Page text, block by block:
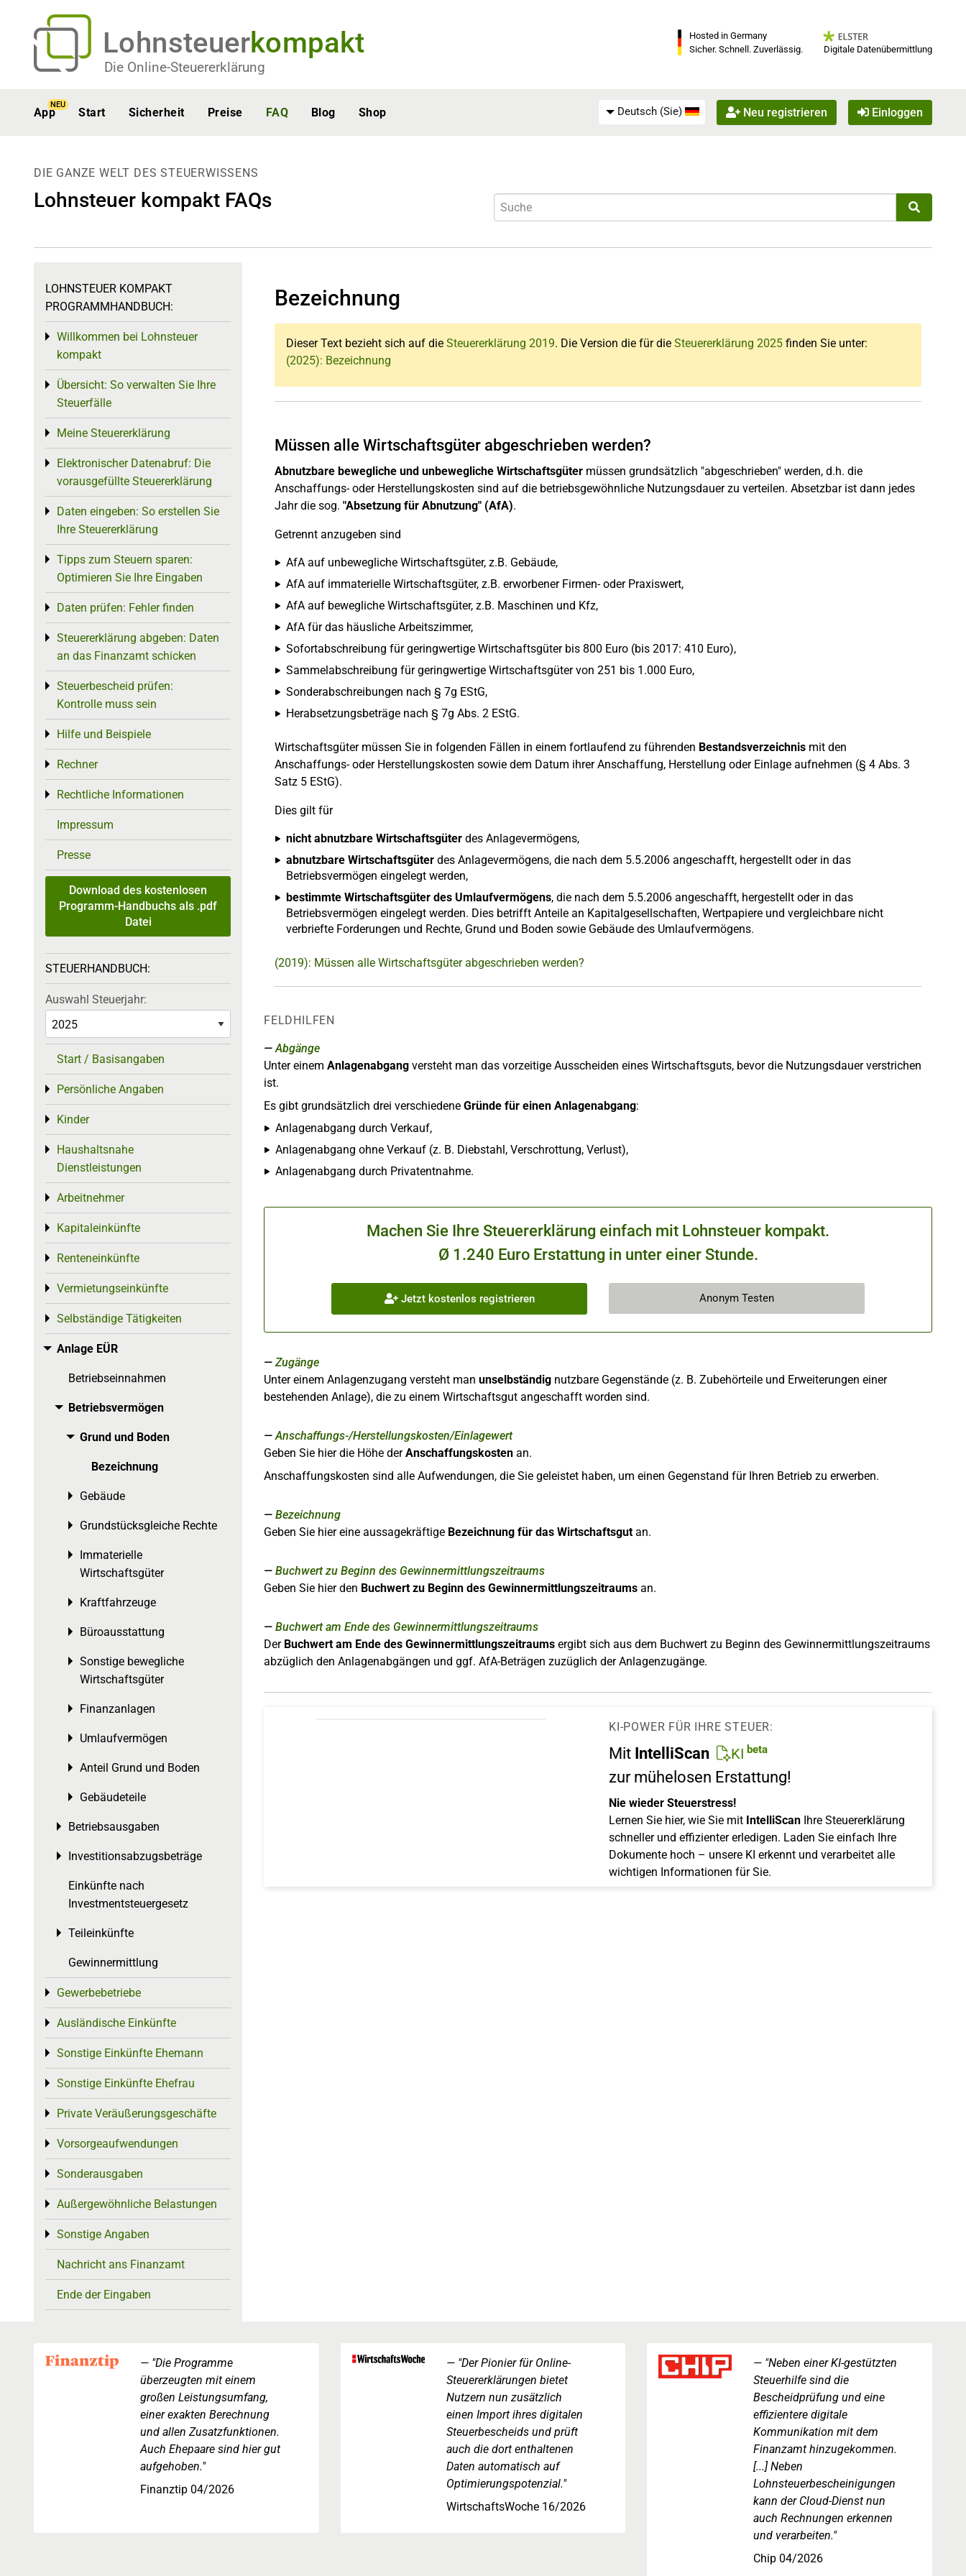
Lohnsteuerkompakt
Die Online-Steuererklärung
Hosted in Germany
Sicher. Schnell. Zuverlässig.
Digitale Datenübermittlung
App
NEU
Start Sicherheit Preise FAQ Blog Shop Deutsch (Sie) Neu registrieren Einloggen
DIE GANZE WELT DES STEUERWISSENS
Lohnsteuer kompakt FAQs
Bezeichnung
Dieser Text bezieht sich auf die Steuererklärung 2019. Die Version die für die Steuererklärung 2025 finden Sie unter:
(2025): Bezeichnung
Müssen alle Wirtschaftsgüter abgeschrieben werden?
Abnutzbare bewegliche und unbewegliche Wirtschaftsgüter müssen grundsätzlich "abgeschrieben" werden, d.h. die
Anschaffungs- oder Herstellungskosten sind auf die betriebsgewöhnliche Nutzungsdauer zu verteilen. Absetzbar ist dann jedes
Jahr die sog. "Absetzung für Abnutzung" (AfA).
Getrennt anzugeben sind
AfA auf unbewegliche Wirtschaftsgüter, z.B. Gebäude,
AfA auf immaterielle Wirtschaftsgüter, z.B. erworbener Firmen- oder Praxiswert,
AfA auf bewegliche Wirtschaftsgüter, z.B. Maschinen und Kfz,
AfA für das häusliche Arbeitszimmer,
Sofortabschreibung für geringwertige Wirtschaftsgüter bis 800 Euro (bis 2017: 410 Euro),
Sammelabschreibung für geringwertige Wirtschaftsgüter von 251 bis 1.000 Euro,
Sonderabschreibungen nach § 7g EStG,
Herabsetzungsbeträge nach § 7g Abs. 2 EStG.
Wirtschaftsgüter müssen Sie in folgenden Fällen in einem fortlaufend zu führenden Bestandsverzeichnis mit den
Anschaffungs- oder Herstellungskosten sowie dem Datum ihrer Anschaffung, Herstellung oder Einlage aufnehmen (§ 4 Abs. 3
Satz 5 EStG).
Dies gilt für
nicht abnutzbare Wirtschaftsgüter des Anlagevermögens,
abnutzbare Wirtschaftsgüter des Anlagevermögens, die nach dem 5.5.2006 angeschafft, hergestellt oder in das
Betriebsvermögen eingelegt werden,
bestimmte Wirtschaftsgüter des Umlaufvermögens, die nach dem 5.5.2006 angeschafft, hergestellt oder in das
Betriebsvermögen eingelegt werden. Dies betrifft Anteile an Kapitalgesellschaften, Wertpapiere und vergleichbare nicht
verbriefte Forderungen und Rechte, Grund und Boden sowie Gebäude des Umlaufvermögens.
(2019): Müssen alle Wirtschaftsgüter abgeschrieben werden?
FELDHILFEN
Abgänge
Unter einem Anlagenabgang versteht man das vorzeitige Ausscheiden eines Wirtschaftsguts, bevor die Nutzungsdauer verstrichen
ist.
Es gibt grundsätzlich drei verschiedene Gründe für einen Anlagenabgang:
Anlagenabgang durch Verkauf,
Anlagenabgang ohne Verkauf (z. B. Diebstahl, Verschrottung, Verlust),
Anlagenabgang durch Privatentnahme.
Machen Sie Ihre Steuererklärung einfach mit Lohnsteuer kompakt.
Ø 1.240 Euro Erstattung in unter einer Stunde.
Jetzt kostenlos registrieren Anonym Testen
Zugänge
Unter einem Anlagenzugang versteht man unselbständig nutzbare Gegenstände (z. B. Zubehörteile und Erweiterungen einer
bestehenden Anlage), die zu einem Wirtschaftsgut angeschafft worden sind.
Anschaffungs-/Herstellungskosten/Einlagewert
Geben Sie hier die Höhe derAnschaffungskosten an.
Anschaffungskosten sind alle Aufwendungen, die Sie geleistet haben, um einen Gegenstand für Ihren Betrieb zu erwerben.
Bezeichnung
Geben Sie hier eine aussagekräftige Bezeichnung für das Wirtschaftsgutan.
Buchwert zu Beginn des Gewinnermittlungszeitraums
Geben Sie hier den Buchwert zu Beginn des Gewinnermittlungszeitraums an.
Buchwert am Ende des Gewinnermittlungszeitraums
Der Buchwert am Ende des Gewinnermittlungszeitraums ergibt sich aus dem Buchwert zu Beginn des Gewinnermittlungszeitraums
abzüglich den Anlagenabgängen und ggf. AfA-Beträgen zuzüglich der Anlagenzugänge.
KI-POWER FÜR IHRE STEUER:
Mit IntelliScan KI beta
zur mühelosen Erstattung!
Nie wieder Steuerstress!
Lernen Sie hier, wie Sie mit IntelliScan Ihre Steuererklärung
schneller und effizienter erledigen. Laden Sie einfach Ihre
Dokumente hoch – unsere KI erkennt und verarbeitet alle
wichtigen Informationen für Sie.
LOHNSTEUER KOMPAKT
PROGRAMMHANDBUCH:
Willkommen bei Lohnsteuer
kompakt
Toggle menu
Übersicht: So verwalten Sie Ihre
Steuerfälle
Toggle menu
Meine Steuererklärung
Toggle menu
Elektronischer Datenabruf: Die
vorausgefüllte Steuererklärung
Toggle menu
Daten eingeben: So erstellen Sie
Ihre Steuererklärung
Toggle menu
Tipps zum Steuern sparen:
Optimieren Sie Ihre Eingaben
Toggle menu
Daten prüfen: Fehler finden
Toggle menu
Steuererklärung abgeben: Daten
an das Finanzamt schicken
Toggle menu
Steuerbescheid prüfen:
Kontrolle muss sein
Toggle menu
Hilfe und Beispiele
Toggle menu
Rechner
Toggle menu
Rechtliche Informationen
Toggle menu
Impressum
Presse
Download des kostenlosen
Programm-Handbuchs als .pdf
Datei
STEUERHANDBUCH:
Auswahl Steuerjahr:
Start / Basisangaben
Persönliche Angaben
Toggle menu
Kinder
Toggle menu
Haushaltsnahe
Dienstleistungen
Toggle menu
Arbeitnehmer
Toggle menu
Kapitaleinkünfte
Toggle menu
Renteneinkünfte
Toggle menu
Vermietungseinkünfte
Toggle menu
Selbständige Tätigkeiten
Toggle menu
Anlage EÜR
Toggle menu
Betriebseinnahmen
Betriebsvermögen
Toggle menu
Grund und Boden
Toggle menu
Bezeichnung
Gebäude
Toggle menu
Grundstücksgleiche Rechte
Toggle menu
Immaterielle
Wirtschaftsgüter
Toggle menu
Kraftfahrzeuge
Toggle menu
Büroausstattung
Toggle menu
Sonstige bewegliche
Wirtschaftsgüter
Toggle menu
Finanzanlagen
Toggle menu
Umlaufvermögen
Toggle menu
Anteil Grund und Boden
Toggle menu
Gebäudeteile
Toggle menu
Betriebsausgaben
Toggle menu
Investitionsabzugsbeträge
Toggle menu
Einkünfte nach
Investmentsteuergesetz
Teileinkünfte
Toggle menu
Gewinnermittlung
Gewerbebetriebe
Toggle menu
Ausländische Einkünfte
Toggle menu
Sonstige Einkünfte Ehemann
Toggle menu
Sonstige Einkünfte Ehefrau
Toggle menu
Private Veräußerungsgeschäfte
Toggle menu
Vorsorgeaufwendungen
Toggle menu
Sonderausgaben
Toggle menu
Außergewöhnliche Belastungen
Toggle menu
Sonstige Angaben
Toggle menu
Nachricht ans Finanzamt
Ende der Eingaben
"Die Programme
überzeugten mit einem
großen Leistungsumfang,
einer exakten Berechnung
und allen Zusatzfunktionen.
Auch Ehepaare sind hier gut
aufgehoben."
Finanztip 04/2026
"Der Pionier für Online-
Steuererklärungen bietet
Nutzern nun zusätzlich
einen Import ihres digitalen
Steuerbescheids und prüft
auch die dort enthaltenen
Daten automatisch auf
Optimierungspotenzial."
WirtschaftsWoche 16/2026
"Neben einer KI-gestützten
Steuerhilfe sind die
Bescheidprüfung und eine
effizientere digitale
Kommunikation mit dem
Finanzamt hinzugekommen.
[...] Neben
Lohnsteuerbescheinigungen
kann der Cloud-Dienst nun
auch Rechnungen erkennen
und verarbeiten."
Chip 04/2026